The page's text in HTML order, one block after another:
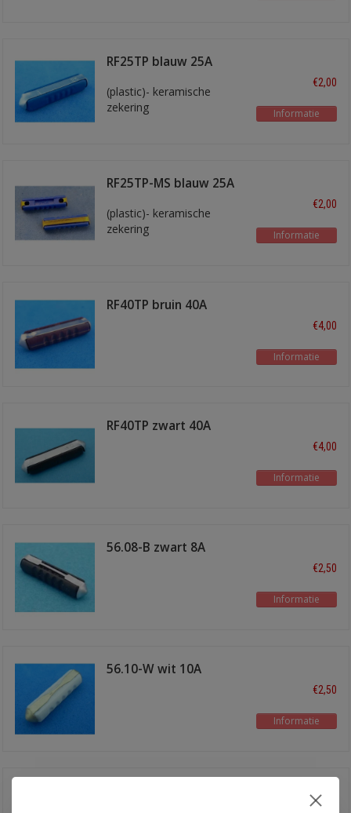
RF25TP blauw 25A
(plastic)- keramische
zekering
€2,00
Informatie
RF25TP-MS blauw 25A
(plastic)- keramische
zekering
€2,00
Informatie
RF40TP bruin 40A
€4,00
Informatie
RF40TP zwart 40A
€4,00
Informatie
56.08-B zwart 8A
€2,50
Informatie
56.10-W wit 10A
€2,50
Informatie